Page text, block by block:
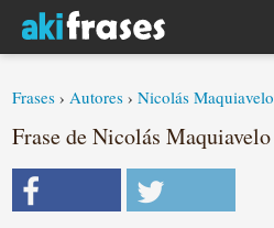
Frases ›Autores ›Nicolás Maquiavelo
Frase de Nicolás Maquiavelo